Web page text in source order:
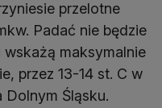
przelotne
Padać nie będzie
wskażą maksymalnie
przez 13-14 st. C w
Dolnym Śląsku.